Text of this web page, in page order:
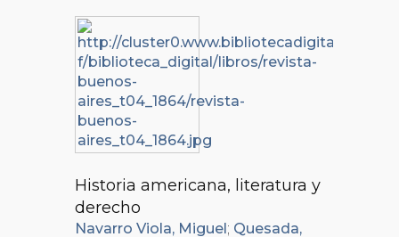
Historia americana, literatura y
derecho
Navarro Viola, Miguel ; Quesada,